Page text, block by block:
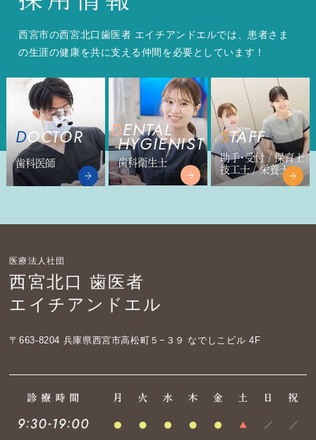
西宮市の西宮北口歯医者 エイチアンドエルでは、患者さま
の生涯の健康を共に支える仲間を必要としています！
DOCTOR
歯科医師
DENTAL
HYGIENIST
歯科衛生士
STAFF
助手・受付 / 保育士
技工士 / 栄養士
医療法人社団
西宮北口 歯医者
エイチアンドエル
〒663-8204 兵庫県西宮市高松町５−３９ なでしこビル 4F